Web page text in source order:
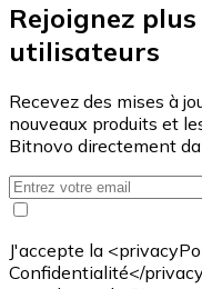
Rejoignez
utilisateurs
Recevez des mises à
nouveaux produits et
Bitnovo directement
J'accepte la
Confidentialité</